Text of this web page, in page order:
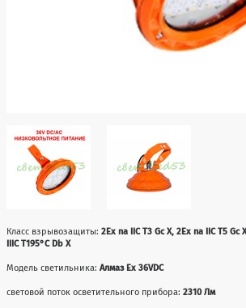
Класс взрывозащиты:2Ex na IIC T3 Gc X, 2Ex na IIC T5
IIIC T195°C Db X
Модель светильника:Алмаз Ex 36VDC
световой поток осветительного прибора:2310 Лм